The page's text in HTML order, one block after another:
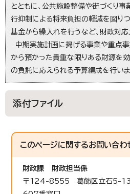
とともに、公共施設整備や街づくり
行抑制による将来負担の軽減を図り
基金から繰入れを行うなど、財政対応
中期実施計画に掲げる事業や重点
から預かった貴重な限りある財源を
の負託に応えられる予算編成を行いま
添付ファイル
このページに関するお問い合わ
財政課
財政担当係
〒124-8555 葛飾区立石5-